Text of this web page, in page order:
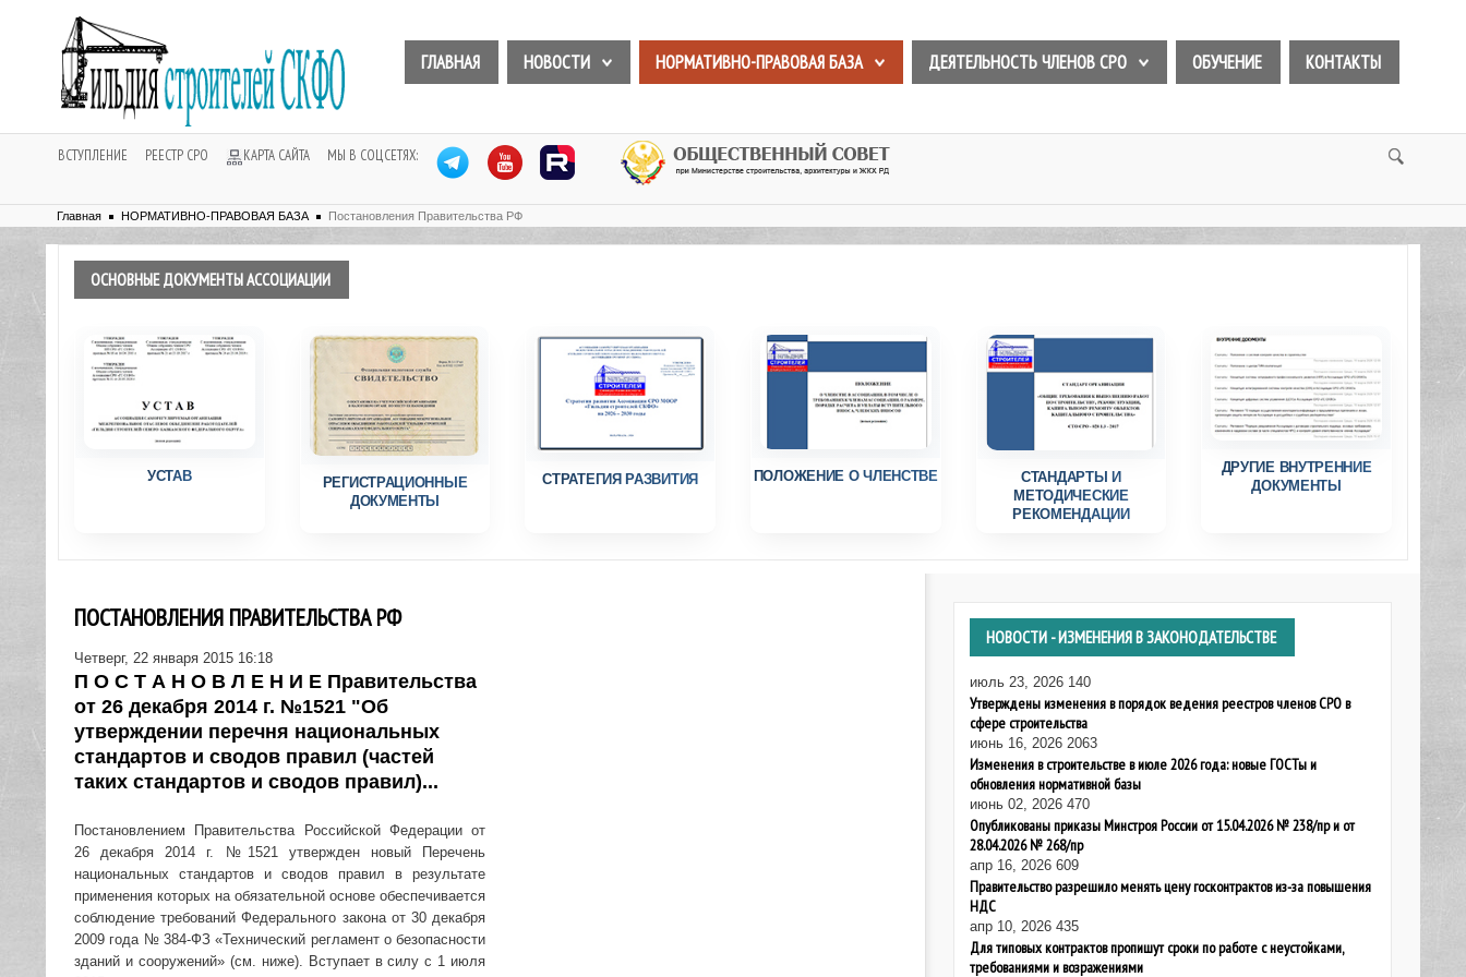
ГЛАВНАЯ НОВОСТИ НОРМАТИВНО-ПРАВОВАЯ БАЗА ДЕЯТЕЛЬНОСТЬ ЧЛЕНОВ СРО ОБУЧЕНИЕ КОНТАКТЫ
ВСТУПЛЕНИЕ РЕЕСТР СРО КАРТА САЙТА МЫ В СОЦСЕТЯХ:
Главная НОРМАТИВНО-ПРАВОВАЯ БАЗА Постановления Правительства РФ
ОСНОВНЫЕДОКУМЕНТЫ АССОЦИАЦИИ
УСТАВ
РЕГИСТРАЦИОННЫЕ
ДОКУМЕНТЫ
СТРАТЕГИЯ РАЗВИТИЯ ПОЛОЖЕНИЕ О ЧЛЕНСТВЕ
СТАНДАРТЫ И
МЕТОДИЧЕСКИЕ
РЕКОМЕНДАЦИИ
ДРУГИЕ ВНУТРЕННИЕ
ДОКУМЕНТЫ
ПОСТАНОВЛЕНИЯ ПРАВИТЕЛЬСТВА РФ
Четверг, 22 января 2015 16:18
П О С Т А Н О В Л Е Н И Е Правительства
от 26 декабря 2014 г. №1521 "Об
утверждении перечня национальных
стандартов и сводов правил (частей
таких стандартов и сводов правил)...
Постановлением Правительства Российской Федерации от
26 декабря 2014 г. №1521 утвержден новый Перечень
национальных стандартов и сводов правил в результате
применения которых на обязательной основе обеспечивается
соблюдение требований Федерального закона от 30 декабря
2009 года № 384-ФЗ «Технический регламент о безопасности
зданий и сооружений» (см. ниже). Вступает в силу с 1 июля
НОВОСТИ - ИЗМЕНЕНИЯ В ЗАКОНОДАТЕЛЬСТВЕ
июль 23, 2026 140
Утверждены изменения в порядок ведения реестров членов СРО в
сфере строительства
июнь 16, 2026 2063
Изменения в строительстве в июле 2026 года: новые ГОСТы и
обновления нормативной базы
июнь 02, 2026 470
Опубликованы приказы Минстроя России от 15.04.2026 № 238/пр и от
28.04.2026 № 268/пр
апр 16, 2026 609
Правительство разрешило менять цену госконтрактов из-за повышения
НДС
апр 10, 2026 435
Для типовых контрактов пропишут сроки по работе с неустойками,
требованиями и возражениями